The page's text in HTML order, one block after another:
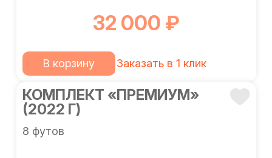
32 000 ₽
В корзину Заказать в 1 клик
КОМПЛЕКТ «ПРЕМИУМ»
(2022 Г)
8 футов